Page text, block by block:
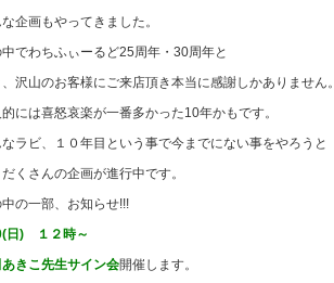
企画もやってきました。
中でわちふぃーるど25周年・30周年と
、沢山のお客様にご来店頂き本当に感謝しかありません。
には喜怒哀楽が一番多かった10年かもです。
なラビ、１０年目という事で今までにない事をやろうと
くさんの企画が進行中です。
中の一部、お知らせ!!!
日) １２時～
きこ先生サイン会開催します。